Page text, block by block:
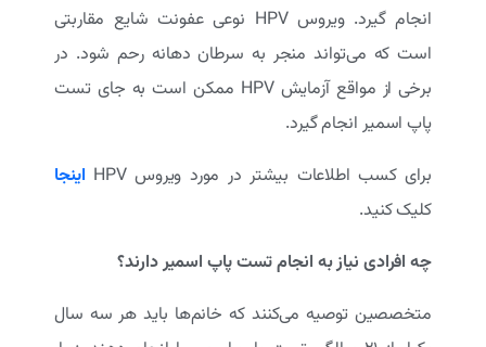
انجام گیرد. ویروس HPV نوعی عفونت شایع مقاربتی
است که می‌تواند منجر به سرطان دهانه رحم شود. در
برخی از مواقع آزمایش HPV ممکن است به جای تست
پاپ اسمیر انجام گیرد.
برای کسب اطلاعات بیشتر در مورد ویروس HPV
اینجا
کلیک کنید.
چه افرادی نیاز به انجام تست پاپ اسمیر دارند؟
متخصصین توصیه می‌کنند که خانم‌ها باید هر سه سال